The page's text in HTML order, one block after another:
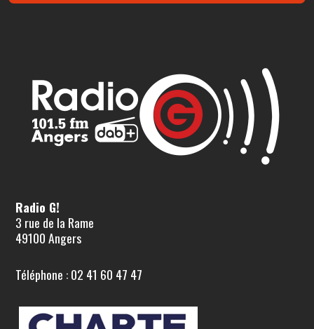
Radio G!
3 rue de la Rame
49100 Angers
Téléphone : 02 41 60 47 47